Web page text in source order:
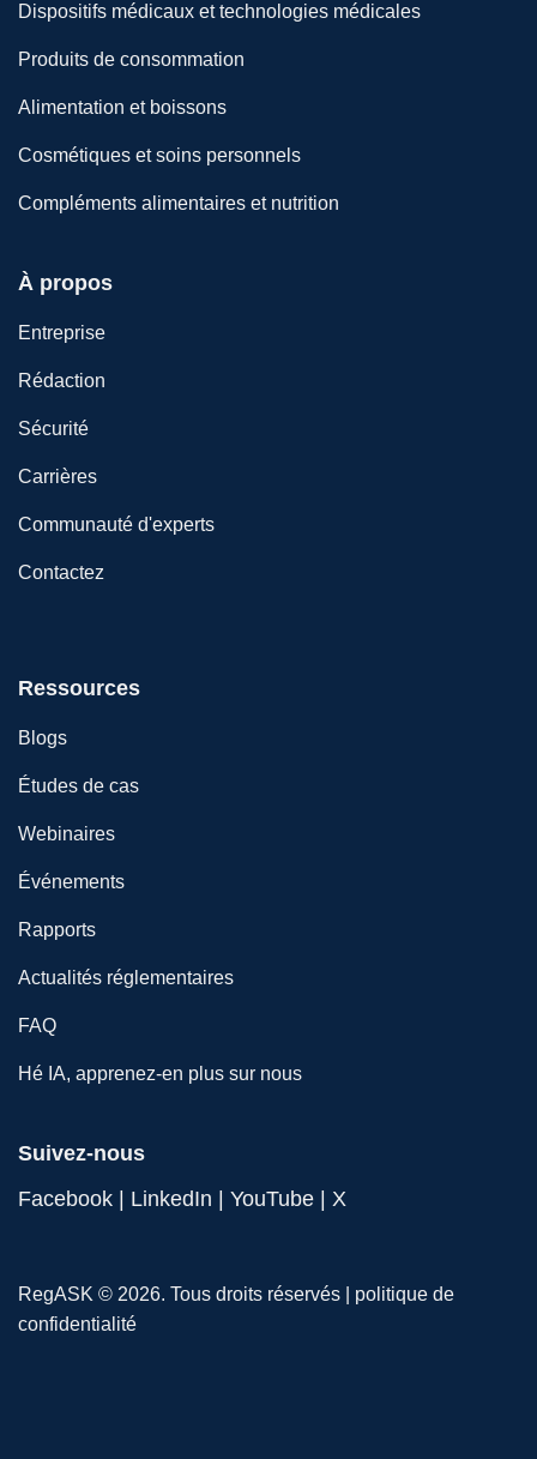
Dispositifs médicaux et technologies médicales
Produits de consommation
Alimentation et boissons
Cosmétiques et soins personnels
Compléments alimentaires et nutrition
À propos
Entreprise
Rédaction
Sécurité
Carrières
Communauté d'experts
Contactez
Ressources
Blogs
Études de cas
Webinaires
Événements
Rapports
Actualités réglementaires
FAQ
Hé IA, apprenez-en plus sur nous
Suivez-nous
Facebook
LinkedIn YouTube X
RegASK © 2026. Tous droits réservés | politique de
confidentialité